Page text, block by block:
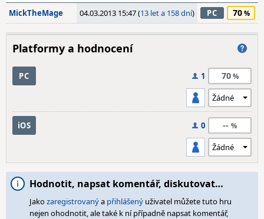
MickTheMage
04.03.2013 15:47 (13 let a 158 dní) PC 70
Platformy a hodnocení
PC 1 70
iOS 0 --
Hodnotit, napsat komentář, diskutovat…
Jakozaregistrovanýa přihlášený uživatel můžete tuto hru
nejen ohodnotit, ale také k ní případně napsat komentář,